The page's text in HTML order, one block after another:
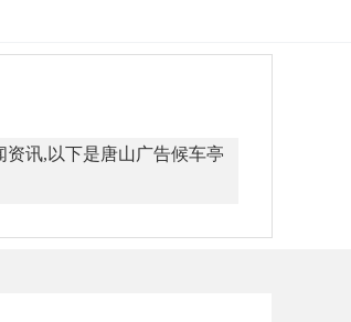
讯,以下是唐山广告候车亭